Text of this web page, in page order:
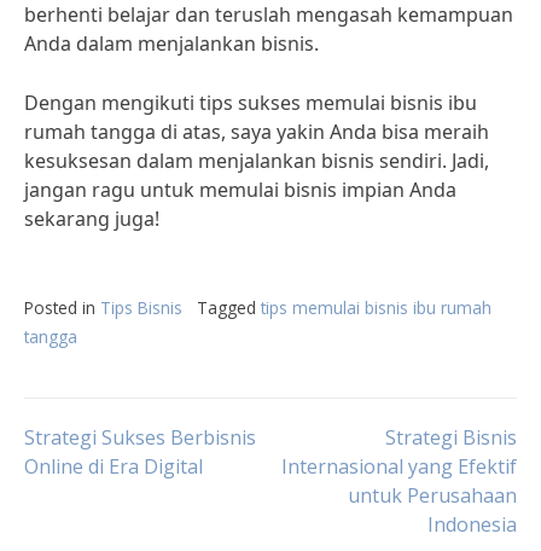
berhenti belajar dan teruslah mengasah kemampuan
Anda dalam menjalankan bisnis.
Dengan mengikuti tips sukses memulai bisnis ibu
rumah tangga di atas, saya yakin Anda bisa meraih
kesuksesan dalam menjalankan bisnis sendiri. Jadi,
jangan ragu untuk memulai bisnis impian Anda
sekarang juga!
Posted in Tips Bisnis Tagged tips memulai bisnis ibu rumah
tangga
Post
Strategi Sukses Berbisnis
Online di Era Digital
Strategi Bisnis
Internasional yang Efektif
untuk Perusahaan
Indonesia